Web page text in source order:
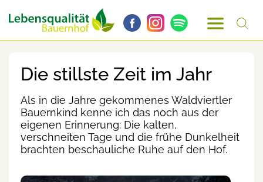
Die stillste Zeit im Jahr
Als in die Jahre gekommenes Waldviertler
Bauernkind kenne ich das noch aus der
eigenen Erinnerung: Die kalten,
verschneiten Tage und die frühe Dunkelheit
brachten beschauliche Ruhe auf den Hof.